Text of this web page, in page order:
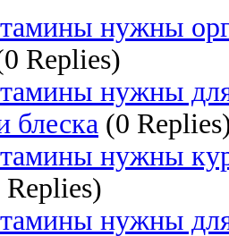
нужны
Replies)
нужны
блеска (0
нужны
Replies)
нужны